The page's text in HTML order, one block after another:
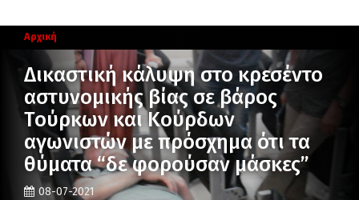
Αρχική
Δικαστική κάλυψη στο κρεσέντο
αστυνομικής βίας σε βάρος
Τούρκων και Κούρδων
αγωνιστών με πρόσχημα ότι τα
θύματα “δε φορούσαν μάσκες”
08-07-2021